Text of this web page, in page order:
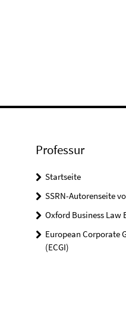
Professur
Startseite
SSRN-Autorenseite
Oxford Business Law
European Corporate
(ECGI)